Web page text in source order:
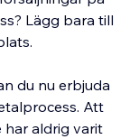
Lägg bara till
du nu erbjuda
Att
har aldrig varit